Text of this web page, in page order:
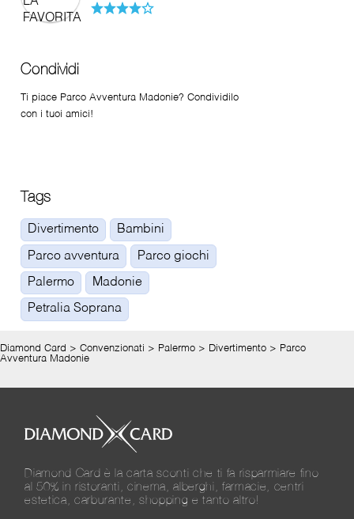
Condividi
Ti piace Parco Avventura Madonie? Condividilo
con i tuoi amici!
Tags
Divertimento Bambini
Parco avventura Parco giochi
Palermo Madonie
Petralia Soprana
Diamond Card > Convenzionati > Palermo > Divertimento > Parco
Avventura Madonie
Diamond Card è la carta sconti che ti fa risparmiare fino
al 50% in ristoranti, cinema, alberghi, farmacie, centri
estetica, carburante, shopping e tanto altro!